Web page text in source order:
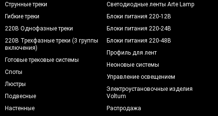
Струнные треки
Гибкие треки
220В Однофазные треки
220В Трехфазные треки (3 группы
включения)
Готовые трековые системы
Споты
Люстры
Подвесные
Настенные
Светодиодные ленты Arte Lamp
Блоки питания 220-12В
Блоки питания 220-24В
Блоки питания 220-48В
Профиль для лент
Неоновые системы
Управление освещением
Электроустановочные изделия
Voltum
Распродажа